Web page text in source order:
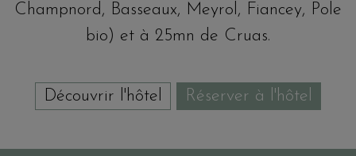
Champnord, Basseaux, Meyrol, Fiancey, Pole
bio) et à 25mn de Cruas.
Découvrir l'hôtel Réserver à l'hôtel